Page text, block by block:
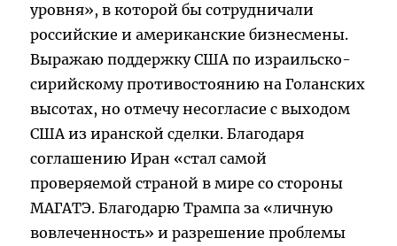
уровня», в которой бы сотрудничали
российские и американские бизнесмены.
Выражаю поддержку США по израильско-
сирийскому противостоянию на Голанских
высотах, но отмечу несогласие с выходом
США из иранской сделки. Благодаря
соглашению Иран «стал самой
проверяемой страной в мире со стороны
МАГАТЭ. Благодарю Трампа за «личную
вовлеченность» и разрешение проблемы